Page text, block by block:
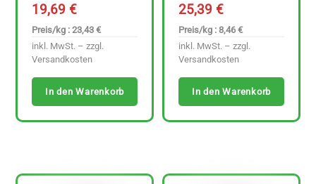
19,69€
Preis/kg : 23,43 €
inkl. MwSt. – zzgl.
Versandkosten
In den Warenkorb
25,39€
Preis/kg : 8,46 €
inkl. MwSt. – zzgl.
Versandkosten
In den Warenkorb